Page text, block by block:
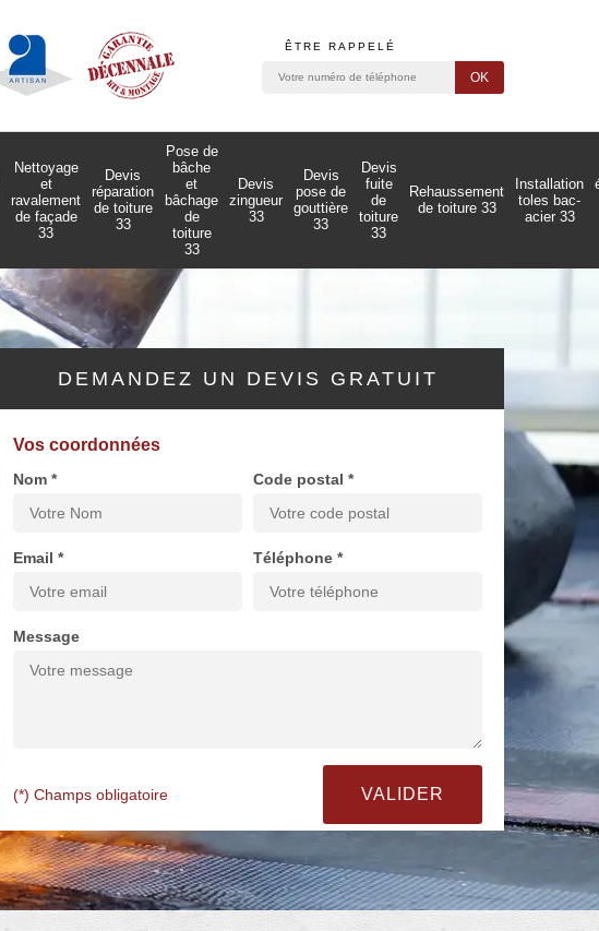
ÊTRE RAPPELÉ
Nettoyage
et
ravalement
de façade
33
Devis
réparation
de toiture
33
Pose de
bâche
et
bâchage
de
toiture
33
Devis
zingueur
33
Devis
pose de
gouttière
33
Devis
fuite
de
toiture
33
Rehaussement
de toiture 33
Installation
toles bac-
acier 33
DEMANDEZ UN DEVIS GRATUIT
Vos coordonnées
Nom * Code postal *
Email * Téléphone *
Message
(*) Champs obligatoire